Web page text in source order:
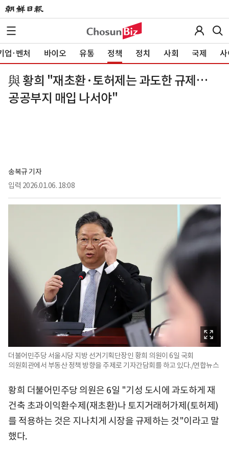
업·벤처 바이오 유통 정책 정치 사회 국제 사
與 황희 "재초환·토허제는 과도한 규제…
공공부지 매입 나서야"
송복규 기자
입력 2026.01.06. 18:08
더불어민주당 서울시당 지방 선거기획단장인 황희 의원이 6일 국회
의원회관에서 부동산 정책 방향을 주제로 기자간담회를 하고 있다./연합뉴스
황희 더불어민주당 의원은 6일 "기성 도시에 과도하게 재
건축 초과이익환수제(재초환)나 토지거래허가제(토허제)
를 적용하는 것은 지나치게 시장을 규제하는 것"이라고 말
했다.